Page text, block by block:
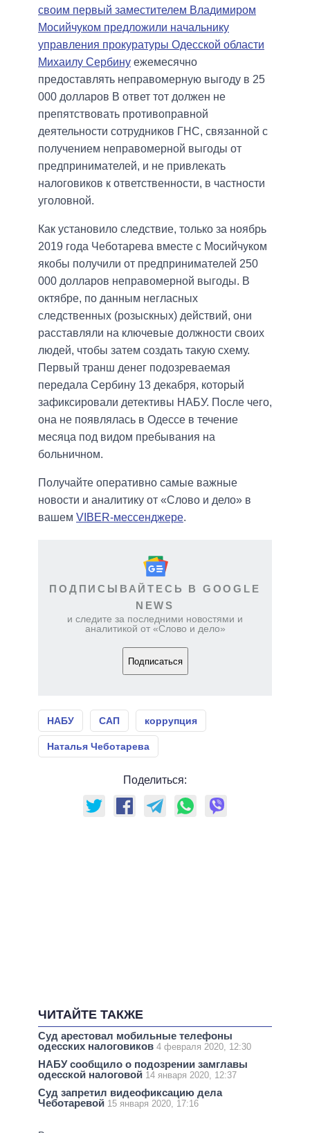
своим первый заместителем Владимиром
Мосийчуком предложили начальнику
управления прокуратуры Одесской области
Михаилу Сербину ежемесячно
предоставлять неправомерную выгоду в 25
000 долларов В ответ тот должен не
препятствовать противоправной
деятельности сотрудников ГНС, связанной с
получением неправомерной выгоды от
предпринимателей, и не привлекать
налоговиков к ответственности, в частности
уголовной.
Как установило следствие, только за ноябрь
2019 года Чеботарева вместе с Мосийчуком
якобы получили от предпринимателей 250
000 долларов неправомерной выгоды. В
октябре, по данным негласных
следственных (розыскных) действий, они
расставляли на ключевые должности своих
людей, чтобы затем создать такую ​​схему.
Первый транш денег подозреваемая
передала Сербину 13 декабря, который
зафиксировали детективы НАБУ. После чего,
она не появлялась в Одессе в течение
месяца под видом пребывания на
больничном.
Получайте оперативно самые важные
новости и аналитику от «Слово и дело» в
вашем VIBER-мессенджере.
ПОДПИСЫВАЙТЕСЬ В GOOGLE
NEWS
и следите за последними новостями и
аналитикой от «Слово и дело»
Подписаться
НАБУ САП коррупция
Наталья Чеботарева
Поделиться:
ЧИТАЙТЕ ТАКЖЕ
Суд арестовал мобильные телефоны
одесских налоговиков 4 февраля 2020, 12:30
НАБУ сообщило о подозрении замглавы
одесской налоговой 14 января 2020, 12:37
Суд запретил видеофиксацию дела
Чеботаревой 15 января 2020, 17:16